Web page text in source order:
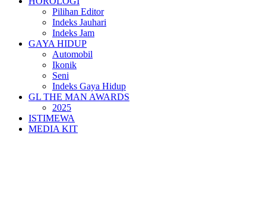
Pilihan Editor
Indeks Jauhari
Indeks Jam
GAYA HIDUP
Automobil
Ikonik
Seni
Indeks Gaya Hidup
GL THE MAN AWARDS
2025
ISTIMEWA
MEDIA KIT